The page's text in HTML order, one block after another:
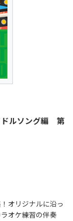
ドルソング編 第
オリジナルに沿っ
オケ練習の伴奏